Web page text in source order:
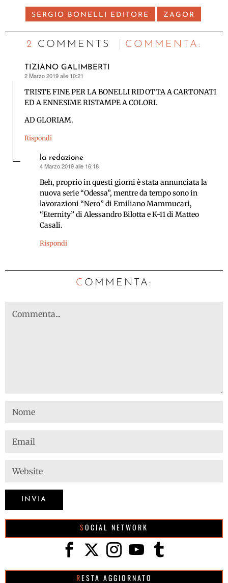
SERGIO BONELLI EDITORE ZAGOR
2 COMMENTS C OMMENTA:
TIZIANO GALIMBERTI
ha
detto:
2 Marzo 2019 alle 10:21
TRISTE FINE PER LA BONELLI RIDOTTA A CARTONATI
ED A ENNESIME RISTAMPE A COLORI.
AD GLORIAM.
Rispondi
la redazione
ha
detto:
4 Marzo 2019 alle 16:18
Beh, proprio in questi giorni è stata annunciata la
nuova serie “Odessa”, mentre da tempo sono in
lavorazioni “Nero” di Emiliano Mammucari,
“Eternity” di Alessandro Bilotta e K-11 di Matteo
Casali.
Rispondi
C OMMENTA:
SOCIAL NETWORK
RESTA AGGIORNATO